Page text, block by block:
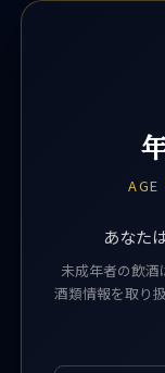
AGE
あなた
未成年者の飲酒
酒類情報を取り